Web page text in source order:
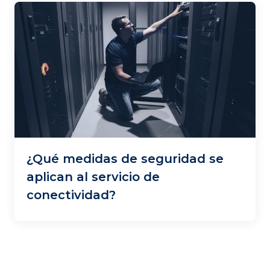
¿Qué medidas de seguridad se
aplican al servicio de
conectividad?